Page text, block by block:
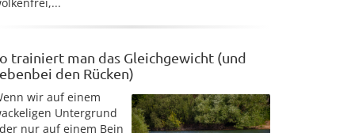
trainiert man das Gleichgewicht (und
den Rücken)
wir auf einem
Untergrund
nur auf einem Bein